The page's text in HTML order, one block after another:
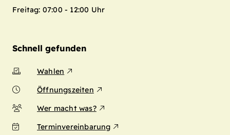
Freitag: 07:00 - 12:00 Uhr
Schnell gefunden
Wahlen
Öffnungszeiten
Wer macht was?
Terminvereinbarung